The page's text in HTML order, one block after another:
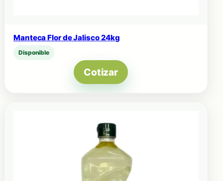
Manteca Flor de Jalisco 24kg
Disponible
Cotizar